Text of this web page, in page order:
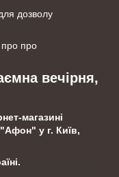
дозволу
про про
вечірня,
магазині
у г. Київ,